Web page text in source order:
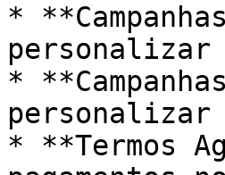
*
personalizar
*
personalizar
* **Termos